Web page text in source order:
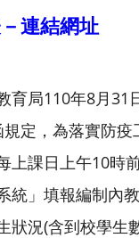
連結網址
育局110年8月31
定，為落實防
上課日上午10時
統」填報編制內
狀況(含到校學生